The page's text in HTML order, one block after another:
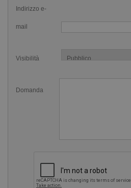
corretta entrata in acqua della
è versatile e si utilizza bene in
Inoltre questo nuovo materiale è
Indirizzo e-
mail
Visibilità
Domanda